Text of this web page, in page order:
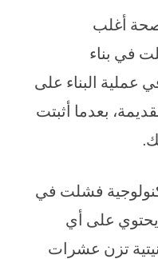
صحة أغلب
في بناء
عملية البناء على
بعدما أثبتت
فشلت في
أمتار ولا يحتوي على أي
تزن عشرات